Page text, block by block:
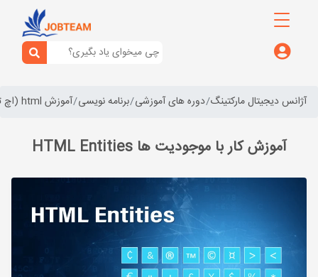
آژانس دیجیتال مارکتینگ دوره های آموزشی برنامه نویسی آموزش html (اچ تی ام ال)
آموزش کار با موجودیت ها HTML Entities